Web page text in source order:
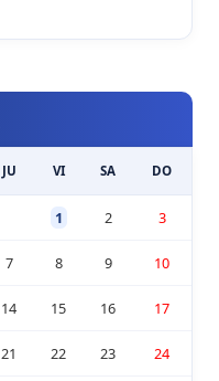
JU VI SA DO
1 2 3
7 8 9 10
14 15 16 17
21 22 23 24